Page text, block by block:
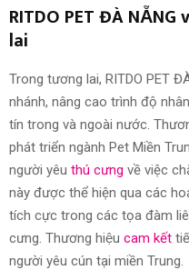
RITDO PET ĐÀ
lai
Trong tương lai, RITDO PET
nhánh, nâng cao trình độ
tín trong và ngoài nước.
phát triển ngành Pet Miền
người yêu thú cưng về việc
này được thể hiện qua các
tích cực trong các tọa đàm
cưng. Thương hiệu cam kết
người yêu cún tại miền Trung.